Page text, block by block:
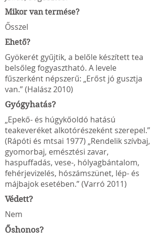
Mikor van termése?
Ősszel
Ehető?
Gyökerét gyűjtik, a belőle készített tea
belsőleg fogyasztható. A levele
fűszerként népszerű: „Erőst jó gusztja
van.” (Halász 2010)
Gyógyhatás?
„Epekő- és húgykőoldó hatású
teakeveréket alkotórészeként szerepel.”
(Rápóti és mtsai 1977) „Rendelik szívbaj,
gyomorbaj, emésztési zavar,
haspuffadás, vese-, hólyagbántalom,
fehérjevizelés, hószámszünet, lép- és
májbajok esetében.” (Varró 2011)
Védett?
Nem
Őshonos?